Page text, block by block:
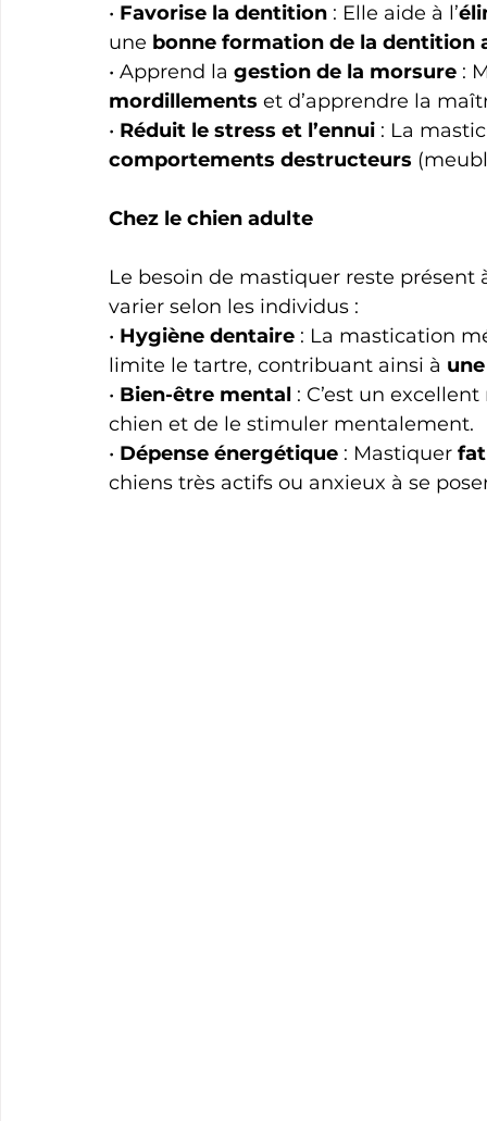
• Favorise la dentition : Elle aide à l’
une bonne formation de la dentition
• Apprend la gestion de la morsure :
mordillements et d’apprendre la
• Réduit le stress et l’ennui : La
comportements destructeurs
Chez le chien adulte
Le besoin de mastiquer reste présent
varier selon les individus :
• Hygiène dentaire : La mastication
limite le tartre, contribuant ainsi à
• Bien-être mental : C’est un
chien et de le stimuler mentalement.
• Dépense énergétique : Mastiquer
chiens très actifs ou anxieux à se